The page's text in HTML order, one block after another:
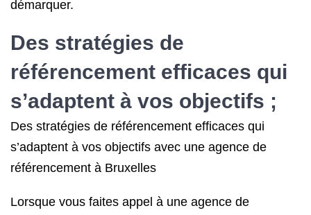
démarquer.
Des stratégies de
référencement efficaces qui
s’adaptent à vos objectifs ;
Des stratégies de référencement efficaces qui
s’adaptent à vos objectifs avec une agence de
référencement à Bruxelles
Lorsque vous faites appel à une agence de